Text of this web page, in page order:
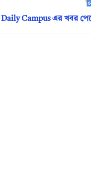
Campus এর খবর